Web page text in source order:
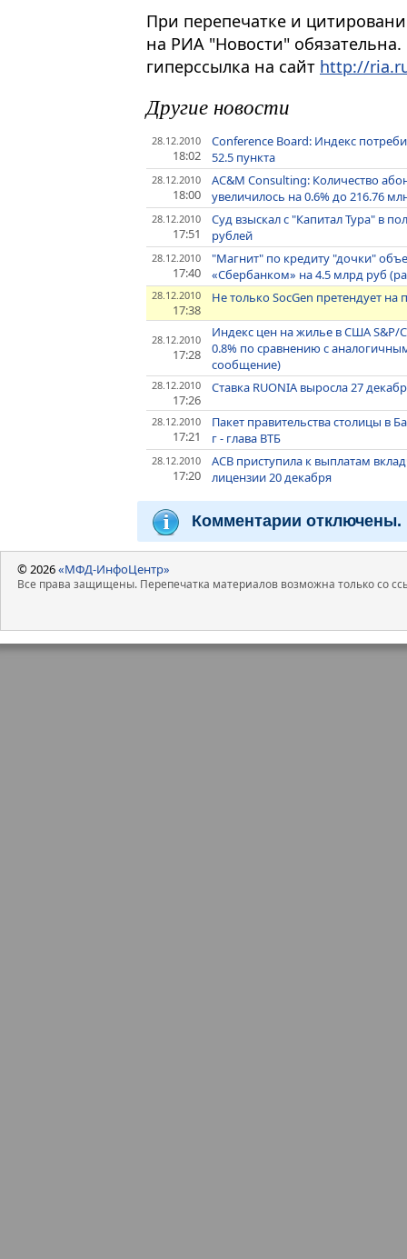
При перепечатке и
на РИА "Новости"
гиперссылка на сайт http://
Другие новости
28.12.2010
18:02
Conference Board: Индекс
52.5 пункта
28.12.2010
18:00
AC&M Consulting: Количество
увеличилось на 0.6% до 216.76
28.12.2010
17:51
Суд взыскал с "Капитал Тура" в
рублей
28.12.2010
17:40
"Магнит" по кредиту "дочки"
«Сбербанком» на 4.5 млрд руб
28.12.2010
17:38
Не только SocGen претендует на
28.12.2010
17:28
Индекс цен на жилье в США S&P/
0.8% по сравнению с
сообщение)
28.12.2010
17:26
Ставка RUONIA выросла 27
28.12.2010
17:21
Пакет правительства столицы в
г - глава ВТБ
28.12.2010
17:20
АСВ приступила к выплатам
лицензии 20 декабря
Комментарии отключены.
© 2026«МФД-ИнфоЦентр»
Все права защищены. Перепечатка материалов возможна только со